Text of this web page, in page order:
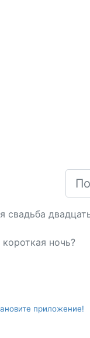
свадьба
ночь?
приложение!